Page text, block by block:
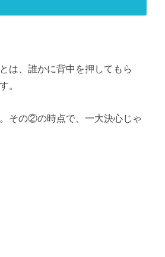
は、誰かに背中を押してもら
。
その②の時点で、一大決心じゃ